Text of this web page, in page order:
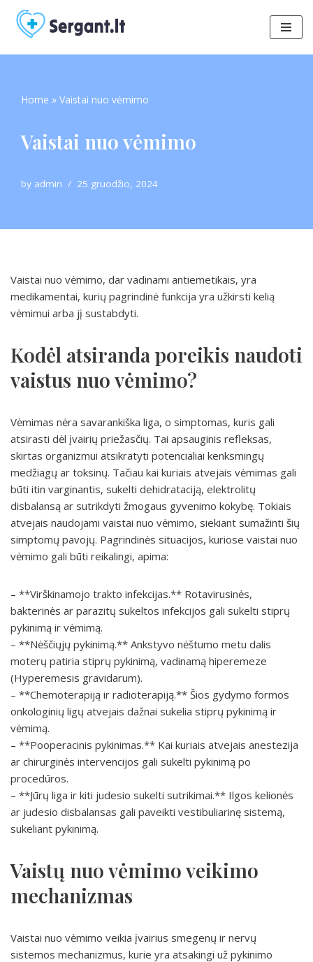
Skip
to
Home » Vaistai nuo vėmimo
Vaistai nuo vėmimo
by admin 25 gruodžio, 2024
Vaistai nuo vėmimo, dar vadinami antiemetikais, yra
medikamentai, kurių pagrindinė funkcija yra užkirsti kelią
vėmimui arba jį sustabdyti.
Kodėl atsiranda poreikis naudoti
vaistus nuo vėmimo?
Vėmimas nėra savarankiška liga, o simptomas, kuris gali
atsirasti dėl įvairių priežasčių. Tai apsauginis refleksas,
skirtas organizmui atsikratyti potencialiai kenksmingų
medžiagų ar toksinų. Tačiau kai kuriais atvejais vėmimas gali
būti itin varginantis, sukelti dehidrataciją, elektrolitų
disbalansą ar sutrikdyti žmogaus gyvenimo kokybę. Tokiais
atvejais naudojami vaistai nuo vėmimo, siekiant sumažinti šių
simptomų pavojų. Pagrindinės situacijos, kuriose vaistai nuo
vėmimo gali būti reikalingi, apima:
– **Virškinamojo trakto infekcijas.** Rotavirusinės,
bakterinės ar parazitų sukeltos infekcijos gali sukelti stiprų
pykinimą ir vėmimą.
– **Nėščiųjų pykinimą.** Ankstyvo nėštumo metu dalis
moterų patiria stiprų pykinimą, vadinamą hiperemeze
(Hyperemesis gravidarum).
– **Chemoterapiją ir radioterapiją.** Šios gydymo formos
onkologinių ligų atvejais dažnai sukelia stiprų pykinimą ir
vėmimą.
– **Pooperacinis pykinimas.** Kai kuriais atvejais anestezija
ar chirurginės intervencijos gali sukelti pykinimą po
procedūros.
– **Jūrų liga ir kiti judesio sukelti sutrikimai.** Ilgos kelionės
ar judesio disbalansas gali paveikti vestibuliarinę sistemą,
sukeliant pykinimą.
Vaistų nuo vėmimo veikimo
mechanizmas
Vaistai nuo vėmimo veikia įvairius smegenų ir nervų
sistemos mechanizmus, kurie yra atsakingi už pykinimo